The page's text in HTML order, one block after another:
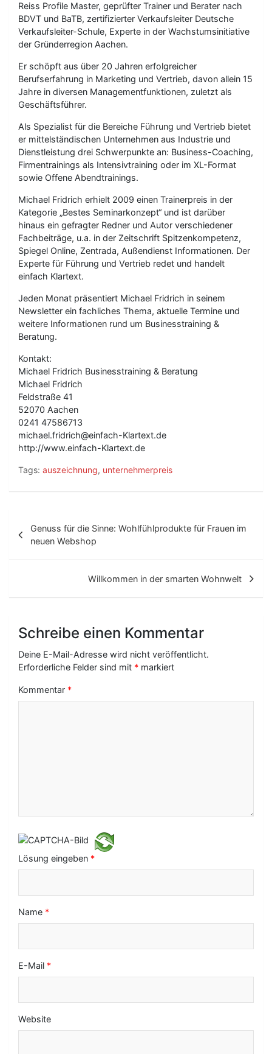
Reiss Profile Master, geprüfter Trainer und Berater nach
BDVT und BaTB, zertifizierter Verkaufsleiter Deutsche
Verkaufsleiter-Schule, Experte in der Wachstumsinitiative
der Gründerregion Aachen.
Er schöpft aus über 20 Jahren erfolgreicher
Berufserfahrung in Marketing und Vertrieb, davon allein 15
Jahre in diversen Managementfunktionen, zuletzt als
Geschäftsführer.
Als Spezialist für die Bereiche Führung und Vertrieb bietet
er mittelständischen Unternehmen aus Industrie und
Dienstleistung drei Schwerpunkte an: Business-Coaching,
Firmentrainings als Intensivtraining oder im XL-Format
sowie Offene Abendtrainings.
Michael Fridrich erhielt 2009 einen Trainerpreis in der
Kategorie „Bestes Seminarkonzept“ und ist darüber
hinaus ein gefragter Redner und Autor verschiedener
Fachbeiträge, u.a. in der Zeitschrift Spitzenkompetenz,
Spiegel Online, Zentrada, Außendienst Informationen. Der
Experte für Führung und Vertrieb redet und handelt
einfach Klartext.
Jeden Monat präsentiert Michael Fridrich in seinem
Newsletter ein fachliches Thema, aktuelle Termine und
weitere Informationen rund um Businesstraining &
Beratung.
Kontakt:
Michael Fridrich Businesstraining & Beratung
Michael Fridrich
Feldstraße 41
52070 Aachen
0241 47586713
michael.fridrich@einfach-Klartext.de
http://www.einfach-Klartext.de
Tags: auszeichnung, unternehmerpreis
e
i
r
g
N
o
n
Genuss für die Sinne: Wohlfühlprodukte für Frauen im
neuen Webshop
Willkommen in der smarten Wohnwelt
Schreibe einen Kommentar
Deine E-Mail-Adresse wird nicht veröffentlicht.
Erforderliche Felder sind mit * markiert
Kommentar *
Lösung eingeben *
Name *
E-Mail *
Website